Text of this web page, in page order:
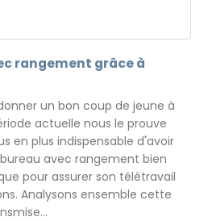
rangement grâce à
un bon coup de jeune à
actuelle nous le prouve
en plus indispensable d'avoir
avec rangement bien
pour assurer son télétravail
Analysons ensemble cette